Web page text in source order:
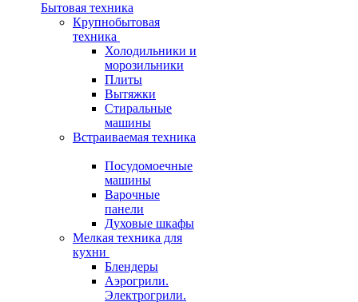
Бытовая техника
Крупнобытовая
техника
Холодильники и
морозильники
Плиты
Вытяжки
Стиральные
машины
Встраиваемая техника
Посудомоечные
машины
Варочные
панели
Духовые шкафы
Мелкая техника для
кухни
Блендеры
Аэрогрили.
Электрогрили.